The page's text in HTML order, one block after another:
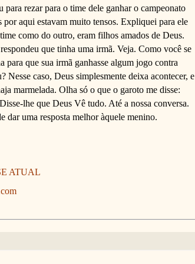
rezar para o time dele ganhar o campeonato
por aqui estavam muito tensos. Expliquei para ele
como do outro, eram filhos amados de Deus.
que tinha uma irmã. Veja. Como você se
para que sua irmã ganhasse algum jogo contra
Nesse caso, Deus simplesmente deixa acontecer, e
marmelada. Olha só o que o garoto me disse:
Disse-lhe que Deus Vê tudo. Até a nossa conversa.
dar uma resposta melhor àquele menino.
ATUAL